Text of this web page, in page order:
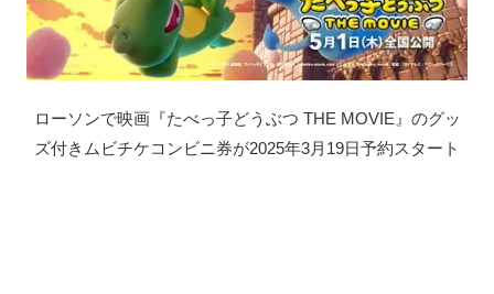
ローソンで映画『たべっ子どうぶつ THE MOVIE』のグッ
ズ付きムビチケコンビニ券が2025年3月19日予約スタート